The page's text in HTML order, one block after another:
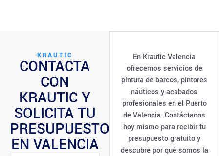
KRAUTIC
CONTACTA
CON
KRAUTIC Y
SOLICITA TU
PRESUPUESTO
EN VALENCIA
En Krautic Valencia
ofrecemos servicios de
pintura de barcos, pintores
náuticos y acabados
profesionales en el Puerto
de Valencia. Contáctanos
hoy mismo para recibir tu
presupuesto gratuito y
descubre por qué somos la